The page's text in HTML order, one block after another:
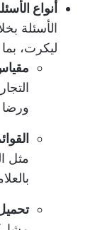
أنواع
الأسئلة
ليكرت،
ورضا
مثل